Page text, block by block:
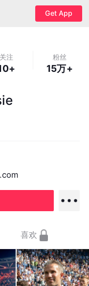
Get App
关注 粉丝
15万+
喜欢